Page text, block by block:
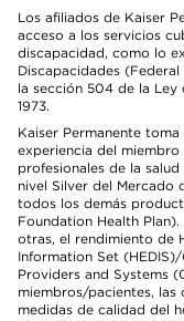
Los afiliados de Kaiser
acceso a los servicios
discapacidad, como lo
Discapacidades
la sección 504 de la
1973.
Kaiser Permanente
experiencia del
profesionales de la
nivel Silver del Mercado
todos los demás
Foundation Health
otras, el rendimiento de
Information Set
Providers and Systems
miembros/pacientes, las
medidas de calidad del